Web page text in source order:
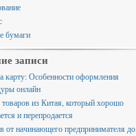
бумаги
записи
карту: Особенности оформления
онлайн
из Китая, который хорошо
и перепродается
от начинающего предпринимателя до